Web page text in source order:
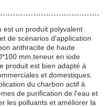
est un produit polyvalent
de scénarios d'application
anthracite de haute
mm,teneur en iode
produit est bien adapté à
et domestiques.
du charbon actif à
de purification de l'eau et
les polluants et améliorer la